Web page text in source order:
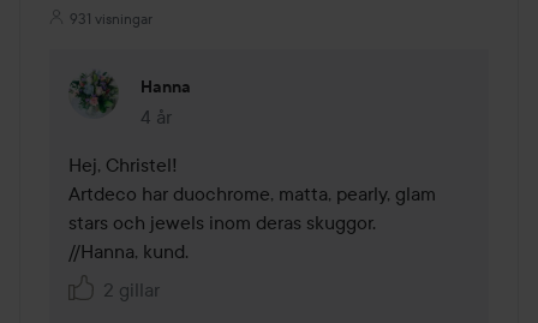
931 visningar
Hanna
4 år
Kommentaren lades 4 år
Hej, Christel!
Artdeco har duochrome, matta, pearly, glam
stars och jewels inom deras skuggor.
//Hanna, kund.
2 gillar